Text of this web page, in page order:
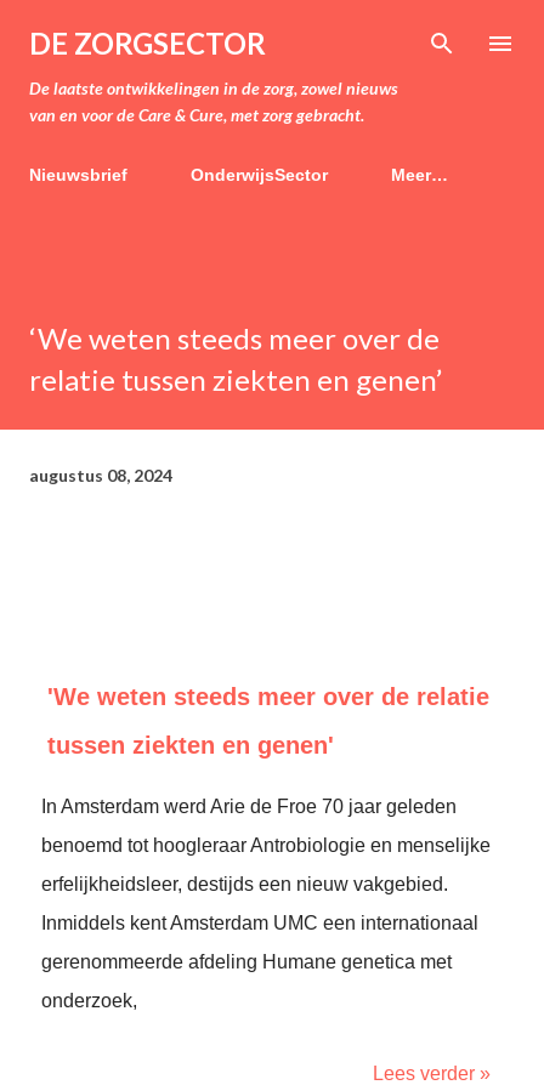
Doorgaan naar hoofdcontent
DE ZORGSECTOR
De laatste ontwikkelingen in de zorg, zowel nieuws
van en voor de Care & Cure, met zorg gebracht.
Nieuwsbrief OnderwijsSector Meer…
‘We weten steeds meer over de
relatie tussen ziekten en genen’
augustus 08, 2024
'We weten steeds meer over de relatie
tussen ziekten en genen'
In Amsterdam werd Arie de Froe 70 jaar geleden
benoemd tot hoogleraar Antrobiologie en menselijke
erfelijkheidsleer, destijds een nieuw vakgebied.
Inmiddels kent Amsterdam UMC een internationaal
gerenommeerde afdeling Humane genetica met
onderzoek,
Lees verder »